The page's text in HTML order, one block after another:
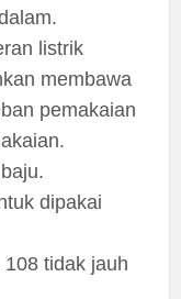
listrik
membawa
pemakaian
dipakai
tidak jauh